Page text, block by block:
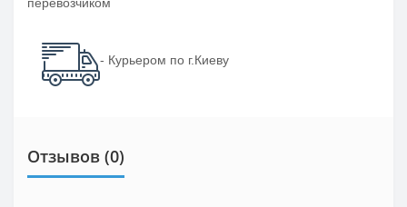
перевозчиком
- Курьером по г.Киеву
Отзывов (0)